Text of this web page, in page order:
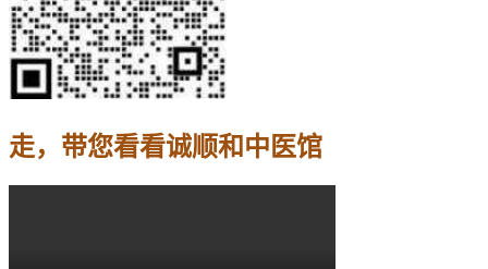
走，带您看看诚顺和中医馆